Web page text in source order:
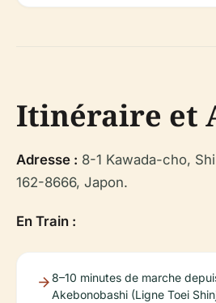
Itinéraire et
Adresse : 8-1 Kawada-cho,
162-8666, Japon.
En Train :
8–10 minutes de marche
Akebonobashi (Ligne Toei